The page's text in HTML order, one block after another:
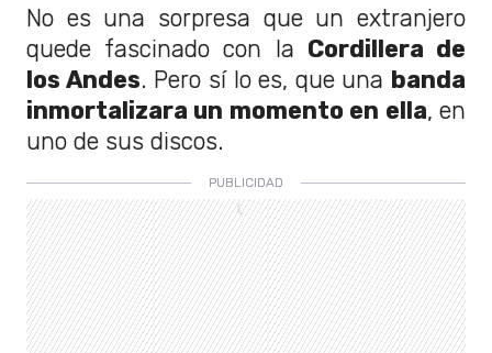
No es una sorpresa que un extranjero
quede fascinado con la Cordillera de
los Andes. Pero sí lo es, que una banda
inmortalizara un momento en ella, en
uno de sus discos.